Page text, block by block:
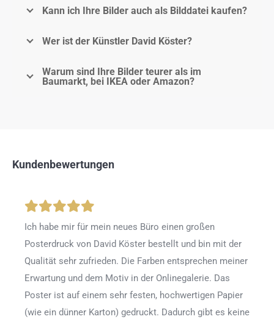
Kann ich Ihre Bilder auch als Bilddatei kaufen?
Wer ist der Künstler David Köster?
Warum sind Ihre Bilder teurer als im
Baumarkt, bei IKEA oder Amazon?
Kundenbewertungen
Ich habe mir für mein neues Büro einen großen
Posterdruck von David Köster bestellt und bin mit der
Qualität sehr zufrieden. Die Farben entsprechen meiner
Erwartung und dem Motiv in der Onlinegalerie. Das
Poster ist auf einem sehr festen, hochwertigen Papier
(wie ein dünner Karton) gedruckt. Dadurch gibt es keine